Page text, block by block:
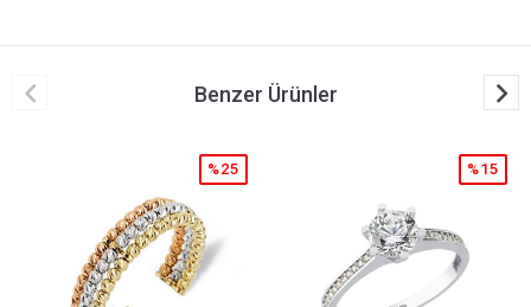
Benzer Ürünler
%25 %15